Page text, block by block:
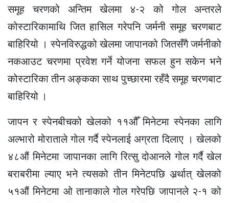
समूह चरणको अन्तिम खेलमा ४-२ को गोल अन्तरले
कोस्टारिकामाथि जित हासिल गरेपनि जर्मनी समूह चरणबाट
बाहिरियो । स्पेनविरुद्धको खेलमा जापानको जितसँगै जर्मनीको
नकआउट चरणमा प्रवेश गर्ने योजना सफल हुन सकेन भने
कोस्टारिका तीन अङ्कका साथ पुच्छारमा रहँदै समूह चरणबाट
बाहिरियो ।
जापन र स्पेनबीचको खेलको ११औँ मिनेटमा स्पेनका लागि
अल्भारो मोराताले गोल गर्दै स्पेनलाई अग्रता दिलाए । खेलको
४८औं मिनेटमा जापानका लागि रित्सु दोआनले गोल गर्दै खेल
बराबरीमा ल्याए भने त्यसको तीन मिनेटपछि अर्र्थात् खेलको
५१औं मिनेटमा ओ तानाकाले गोल गरेपछि जापानले २-१ को